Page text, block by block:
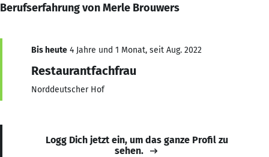
Berufserfahrung von Merle Brouwers
Bis heute 4 Jahre und 1 Monat, seit Aug. 2022
Restaurantfachfrau
Norddeutscher Hof
Logg Dich jetzt ein, um das ganze Profil zu
sehen.